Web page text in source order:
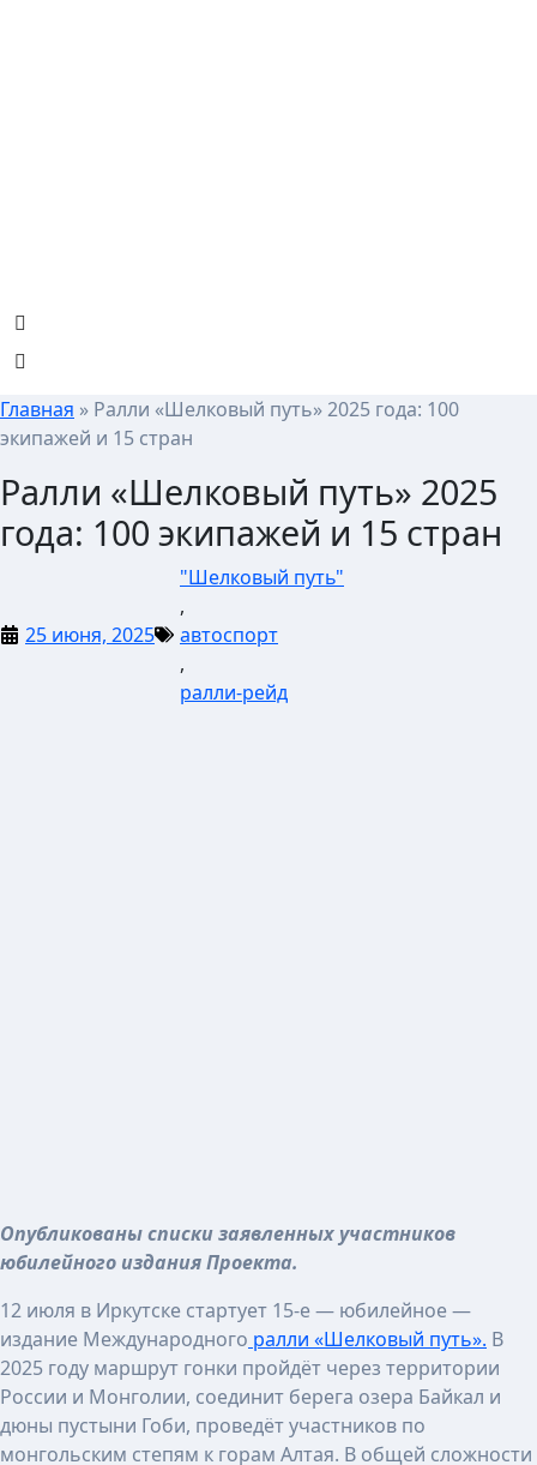
Главная » Ралли «Шелковый путь» 2025 года: 100
экипажей и 15 стран
Ралли «Шелковый путь» 2025
года: 100 экипажей и 15 стран
25 июня, 2025
"Шелковый путь"
,
автоспорт
,
ралли-рейд
Опубликованы списки заявленных участников
юбилейного издания Проекта.
12 июля в Иркутске стартует 15-е — юбилейное —
издание Международного ралли «Шелковый путь». В
2025 году маршрут гонки пройдёт через территории
России и Монголии, соединит берега озера Байкал и
дюны пустыни Гоби, проведёт участников по
монгольским степям к горам Алтая. В общей сложности